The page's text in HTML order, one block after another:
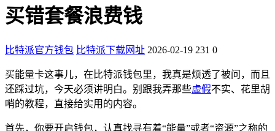
买错套餐浪费钱
比特派官方钱包 比特派下载网址 2026-02-19 231 0
买能量卡这事儿，在比特派钱包里，我真是烦透了被问，而且
还踩过坑，今天必须讲明白。别跟我弄那些虚假不实、花里胡
哨的教程，直接给实用的内容。
首先，你要开启钱包，认真找寻有着“能量”或者“资源”之称的